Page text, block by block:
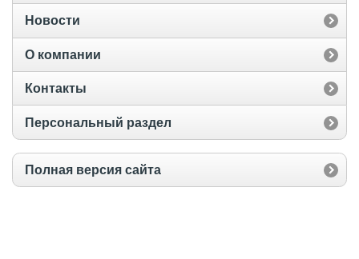
Новости
О компании
Контакты
Персональный раздел
Полная версия сайта